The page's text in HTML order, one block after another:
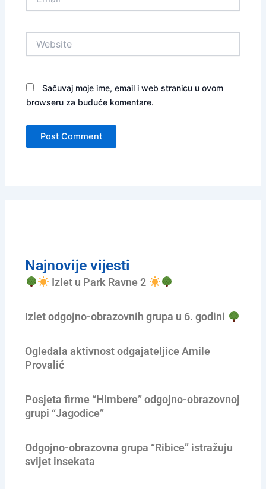
Sačuvaj moje ime, email i web stranicu u ovom
browseru za buduće komentare.
Najnovije vijesti
Izlet u Park Ravne 2
Izlet odgojno-obrazovnih grupa u 6. godini
Ogledala aktivnost odgajateljice Amile
Provalić
Posjeta firme “Himbere” odgojno-obrazovnoj
grupi “Jagodice”
Odgojno-obrazovna grupa “Ribice” istražuju
svijet insekata